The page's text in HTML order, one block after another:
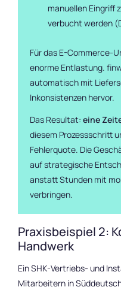
manuellen Eingriff
verbucht werden
Für das E-Commerce-
enorme Entlastung.
automatisch mit
Inkonsistenzen hervor.
Das Resultat: eine
diesem Prozessschritt
Fehlerquote. Die
auf strategische
anstatt Stunden mit
verbringen.
Praxisbeispiel 2:
Handwerk
Ein SHK-Vertriebs- und
Mitarbeitern in